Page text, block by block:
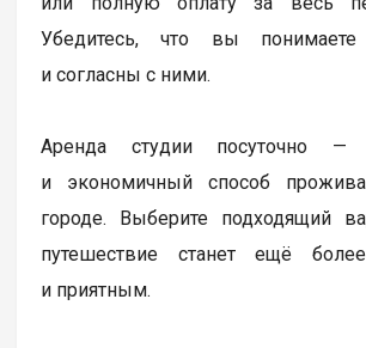
Убедитесь, что вы
и согласны с ними.
Аренда студии посуточно —
и экономичный способ
городе. Выберите подходящий
путешествие станет ещё
и приятным.